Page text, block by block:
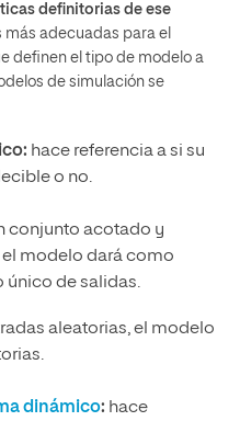
definitorias de ese
más adecuadas para el
definen el tipo de modelo a
de simulación se
hace referencia a si su
o no.
conjunto acotado y
modelo dará como
único de salidas.
aleatorias, el modelo
dinámico: hace